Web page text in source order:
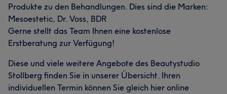
Produkte zu den Behandlungen. Dies sind die Marken:
Mesoestetic, Dr. Voss, BDR
Gerne stellt das Team Ihnen eine kostenlose
Erstberatung zur Verfügung!
Diese und viele weitere Angebote des Beautystudio
Stollberg finden Sie in unserer Übersicht. Ihren
individuellen Termin können Sie gleich hier online